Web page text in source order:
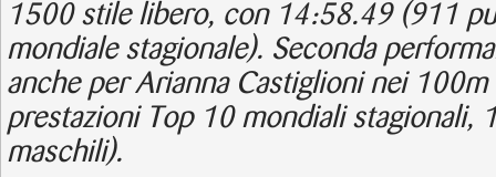
1500 stile libero, con 14:58.49 (911
mondiale stagionale). Seconda
anche per Arianna Castiglioni nei
prestazioni Top 10 mondiali stagionali,
maschili).